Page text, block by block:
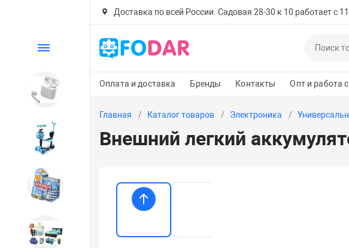
Доставка по всей России. Садовая 28-30 к 10 работает с
Оплата и доставка Бренды Контакты Опт и работа
Каталог
Электроника
Детский транспорт
Настольные игры
Дом и сад
Главная Каталог товаров Электроника
Внешний легкий